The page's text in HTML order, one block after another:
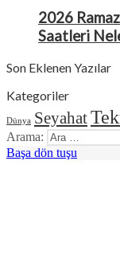
2026
Saatleri
Son Eklenen Yazılar
Kategoriler
Dünya Seyahat
Arama:
Başa dön tuşu